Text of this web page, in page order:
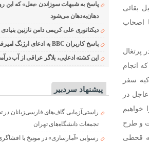
بقائی
اصحاب
پرتغال
انجام
سفر
در
و طرح
ادامه قحطی
پاسخ به شبهات سوزاندن «بعل» که این
دهان‌به‌دهان می‌شود
دیکتاتوری علی کریمی دامن نازنین
پاسخ کاربران BBC به ادعای ارژنگ امیرفضلی
این کشته ادعایی، بلاگر عراقی از آب
پیشنهاد سردبیر
راستی‌آزمایی گاف‌های فارسی‌زبانان در
تجمعات دانشگاه‌های تهران
رسوایی «آمارسازی» در مونیخ با